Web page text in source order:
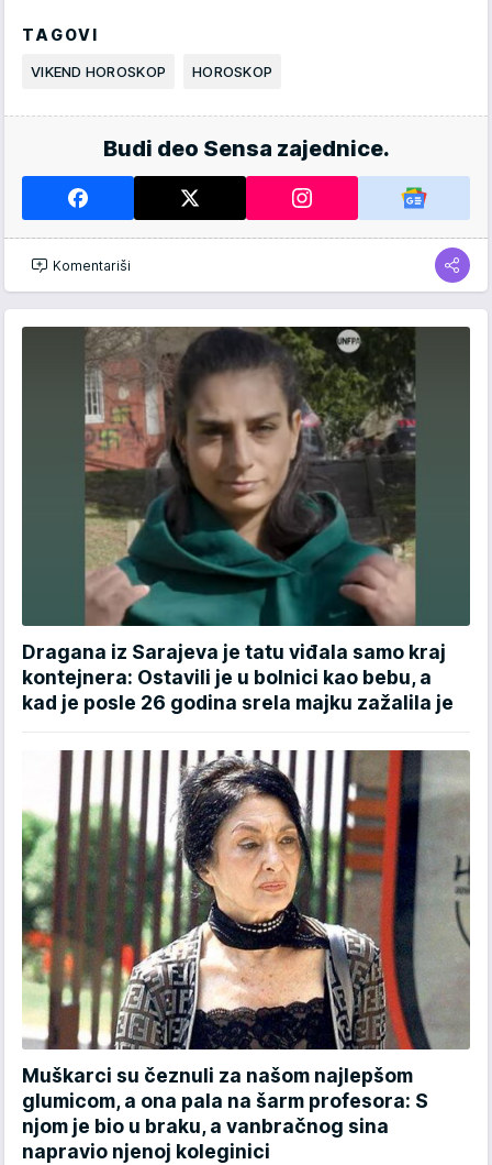
TAGOVI
VIKEND HOROSKOP HOROSKOP
Budi deo Sensa zajednice.
Komentariši
Dragana iz Sarajeva je tatu viđala samo kraj
kontejnera: Ostavili je u bolnici kao bebu, a
kad je posle 26 godina srela majku zažalila je
Muškarci su čeznuli za našom najlepšom
glumicom, a ona pala na šarm profesora: S
njom je bio u braku, a vanbračnog sina
napravio njenoj koleginici